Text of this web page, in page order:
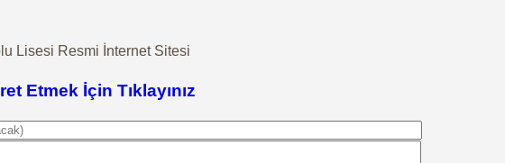
Lisesi Resmi İnternet Sitesi
Etmek İçin Tıklayınız